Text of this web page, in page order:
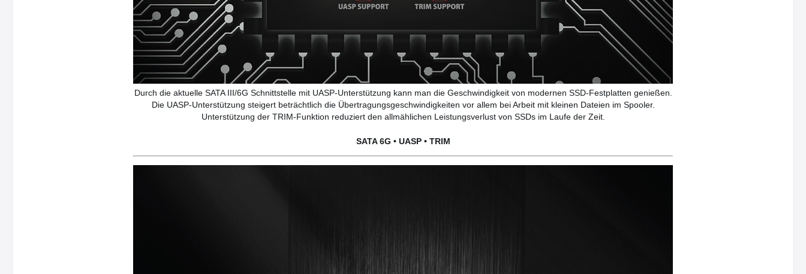
Durch die aktuelle SATA III/6G Schnittstelle mit UASP-Unterstützung kann man die Geschwindigkeit von modernen SSD-Festplatten genießen.
Die UASP-Unterstützung steigert beträchtlich die Übertragungsgeschwindigkeiten vor allem bei Arbeit mit kleinen Dateien im Spooler.
Unterstützung der TRIM-Funktion reduziert den allmählichen Leistungsverlust von SSDs im Laufe der Zeit.
SATA 6G • UASP • TRIM